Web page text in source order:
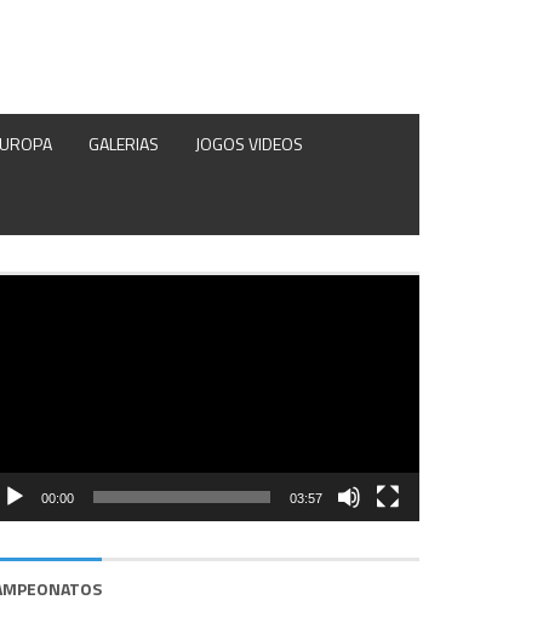
GALERIAS JOGOS VIDEOS
00:00 03:57